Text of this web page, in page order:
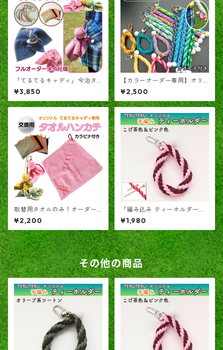
「てるてるキャディ」今治タ
オルとティーホルダーで予備
球を包んだテルテル坊主型ク
リーナー
¥3,850
【カラーオーダー専用】オリ
ジナル 編み込み ティーホルダ
ー 単品
¥2,500
取替用タオルのみ！オーダー
刺繍可能「TERUTERUキャデ
ィ専用」カラビナ付き
¥2,200
「編み込み ティーホルダー」
TERUTERU®のヒモ こげ茶✕
ピンク
¥1,980
その他の商品